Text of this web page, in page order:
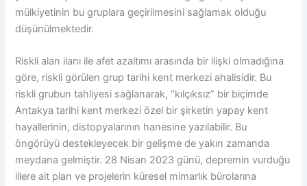
mülkiyetinin bu gruplara geçirilmesini sağlamak olduğu
düşünülmektedir.
Riskli alan ilanı ile afet azaltımı arasında bir ilişki olmadığına
göre, riskli görülen grup tarihi kent merkezi ahalisidir. Bu
riskli grubun tahliyesi sağlanarak, “kılçıksız” bir biçimde
Antakya tarihi kent merkezi özel bir şirketin yapay kent
hayallerinin, distopyalarının hanesine yazılabilir. Bu
öngörüyü destekleyecek bir gelişme de yakın zamanda
meydana gelmiştir. 28 Nisan 2023 günü, depremin vurduğu
illere ait plan ve projelerin küresel mimarlık bürolarına